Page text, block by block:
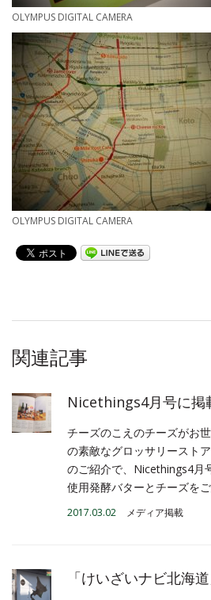
OLYMPUS DIGITAL CAMERA
OLYMPUS DIGITAL CAMERA
関連記事
Nicethings4月号に掲
チーズのこえのチーズがお
の素敵なグロッサリースト
のご紹介で、Nicethings4月
使用発酵バターとチーズを
2017.03.02 メディア掲載
「けいざいナビ北海